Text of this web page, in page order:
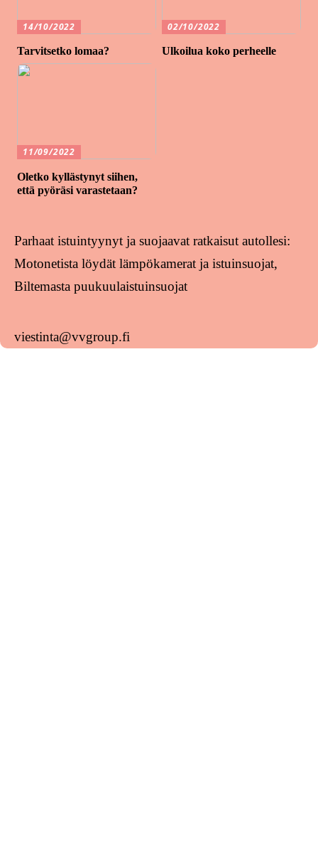
14/10/2022
Tarvitsetko lomaa?
02/10/2022
Ulkoilua koko perheelle
11/09/2022
Oletko kyllästynyt siihen,
että pyöräsi varastetaan?
Parhaat istuintyynyt ja suojaavat ratkaisut autollesi:
Motonetista löydät lämpökamerat ja istuinsuojat,
Biltemasta puukuulaistuinsuojat
viestinta@vvgroup.fi